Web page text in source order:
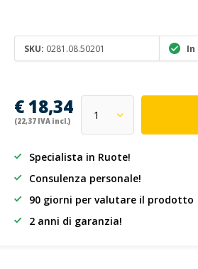
SKU: 0281.08.50201 In
€ 18,34
(22,37 IVA incl.)
Specialista in Ruote!
Consulenza personale!
90 giorni per valutare il prodotto
2 anni di garanzia!